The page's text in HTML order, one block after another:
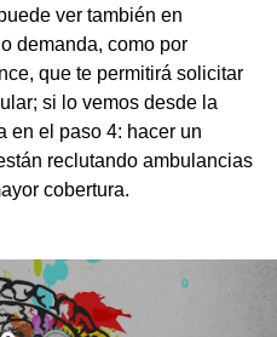
ver también en
demanda, como por
que te permitirá solicitar
si lo vemos desde la
en el paso 4: hacer un
reclutando ambulancias
cobertura.